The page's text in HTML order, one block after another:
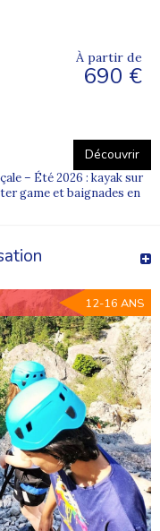
À partir de
690 €
Découvrir
– Été 2026 : kayak sur
game et baignades en
12-16 ANS